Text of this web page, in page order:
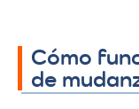
Cómo
de